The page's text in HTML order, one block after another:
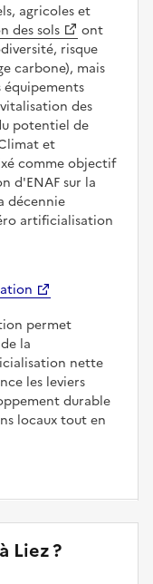
agricoles et
des sols
ont
risque
carbone), mais
équipements
des
potentiel de
et
comme objectif
d'ENAF sur la
décennie
artificialisation
permet
la
nette
les leviers
durable
locaux tout en
Liez ?